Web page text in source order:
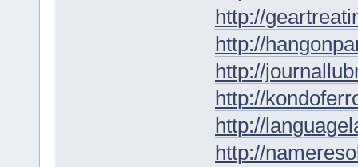
http://
http://
http://
http://
http://
http://